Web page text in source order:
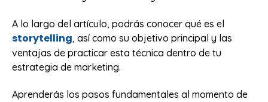
A lo largo del artículo, podrás conocer qué es el
storytelling, así como su objetivo principal y las
ventajas de practicar esta técnica dentro de tu
estrategia de marketing.
Aprenderás los pasos fundamentales al momento de